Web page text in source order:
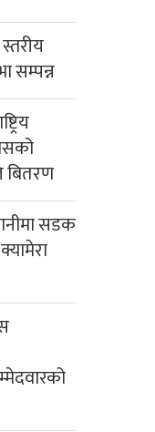
सम्पन्न
बितरण
सडक